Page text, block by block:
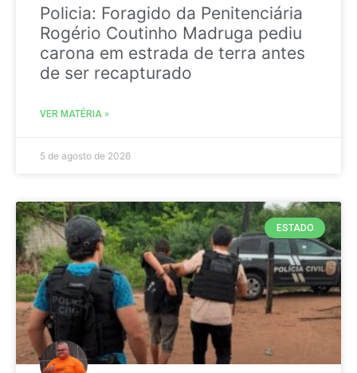
Policia: Foragido da Penitenciária
Rogério Coutinho Madruga pediu
carona em estrada de terra antes
de ser recapturado
VER MATÉRIA »
5 de agosto de 2026
ESTADO